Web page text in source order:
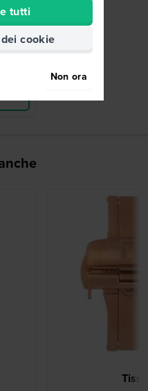
tutti
cookie
Non ora